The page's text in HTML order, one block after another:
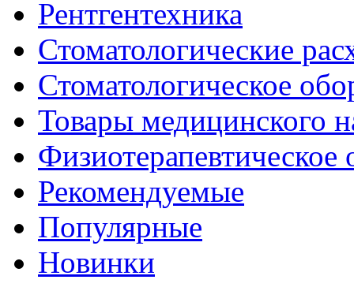
Рентгентехника
Стоматологические
Стоматологическое
Товары медицинского
Физиотерапевтическое
Рекомендуемые
Популярные
Новинки